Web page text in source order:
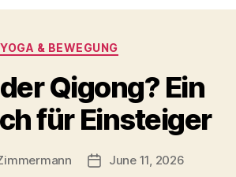
Categories
YOGA & BEWEGUNG
Qigong? Ein
für Einsteiger
PostJune 11, 2026